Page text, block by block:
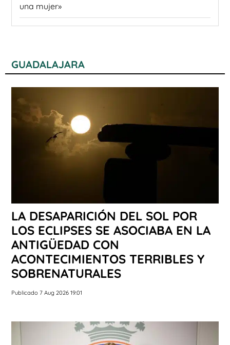
una mujer»
GUADALAJARA
LA DESAPARICIÓN DEL SOL POR
LOS ECLIPSES SE ASOCIABA EN LA
ANTIGÜEDAD CON
ACONTECIMIENTOS TERRIBLES Y
SOBRENATURALES
Publicado 7 Aug 2026 19:01